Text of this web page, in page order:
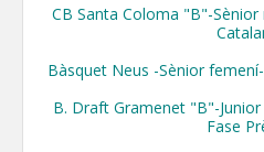
CB Santa Coloma "B"-Sènior
Bàsquet Neus -Sènior
​B. Draft Gramenet "B"-
Fase